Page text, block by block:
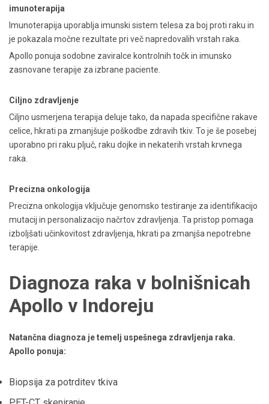
imunoterapija
Imunoterapija uporablja imunski sistem telesa za boj proti raku in
je pokazala močne rezultate pri več napredovalih vrstah raka.
Apollo ponuja sodobne zaviralce kontrolnih točk in imunsko
zasnovane terapije za izbrane paciente.
Ciljno zdravljenje
Ciljno usmerjena terapija deluje tako, da napada specifične rakave
celice, hkrati pa zmanjšuje poškodbe zdravih tkiv. To je še posebej
uporabno pri raku pljuč, raku dojke in nekaterih vrstah krvnega
raka.
Precizna onkologija
Precizna onkologija vključuje genomsko testiranje za identifikacijo
mutacij in personalizacijo načrtov zdravljenja. Ta pristop pomaga
izboljšati učinkovitost zdravljenja, hkrati pa zmanjša nepotrebne
terapije.
Diagnoza raka v bolnišnicah
Apollo v Indoreju
Natančna diagnoza je temelj uspešnega zdravljenja raka.
Apollo ponuja:
Biopsija za potrditev tkiva